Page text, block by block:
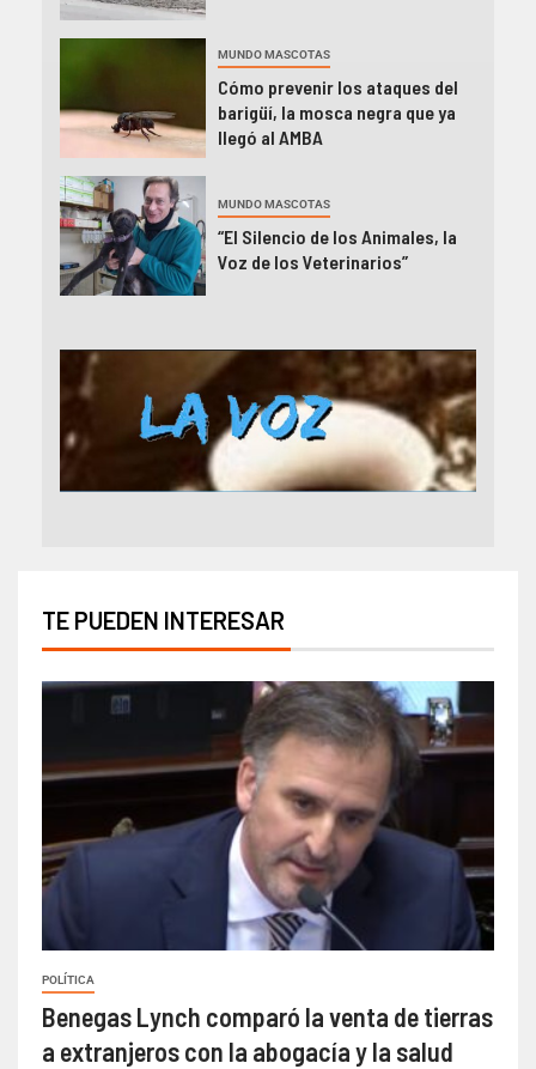
MUNDO MASCOTAS
Cómo prevenir los ataques del
barigüí, la mosca negra que ya
llegó al AMBA
MUNDO MASCOTAS
“El Silencio de los Animales, la
Voz de los Veterinarios”
TE PUEDEN INTERESAR
POLÍTICA
Benegas Lynch comparó la venta de tierras
a extranjeros con la abogacía y la salud